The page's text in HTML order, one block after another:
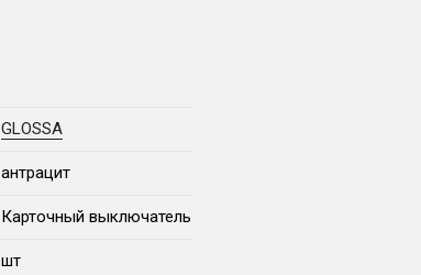
GLOSSA
антрацит
Карточный выключатель
шт